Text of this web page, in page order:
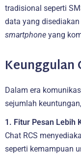
tradisional seperti
data yang
smartphone yang
Keunggulan
Dalam era
sejumlah
1. Fitur Pesan Lebih
Chat RCS
seperti kemampuan